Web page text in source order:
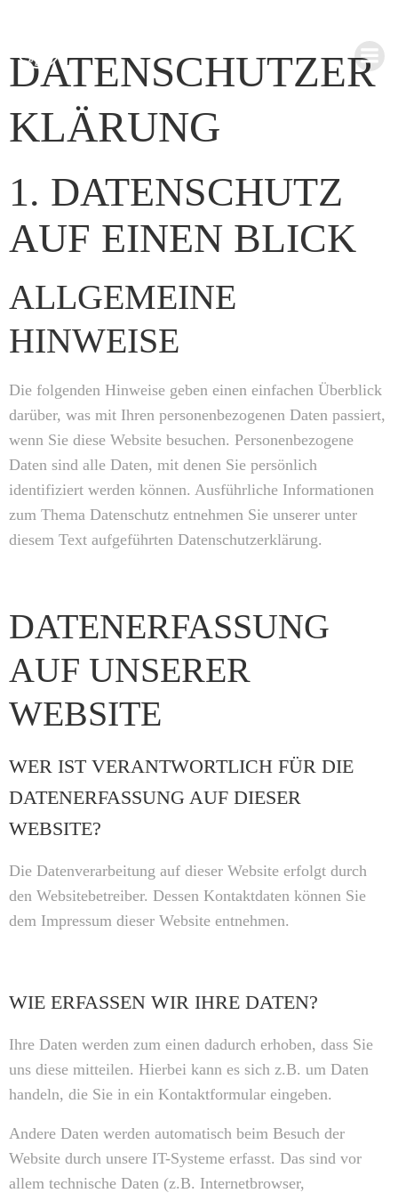
springen
DATENSCHUTZER
KLÄRUNG
1. DATENSCHUTZ
AUF EINEN BLICK
ALLGEMEINE
HINWEISE
Die folgenden Hinweise geben einen einfachen Überblick
darüber, was mit Ihren personenbezogenen Daten passiert,
wenn Sie diese Website besuchen. Personenbezogene
Daten sind alle Daten, mit denen Sie persönlich
identifiziert werden können. Ausführliche Informationen
zum Thema Datenschutz entnehmen Sie unserer unter
diesem Text aufgeführten Datenschutzerklärung.
DATENERFASSUNG
AUF UNSERER
WEBSITE
WER IST VERANTWORTLICH FÜR DIE
DATENERFASSUNG AUF DIESER
WEBSITE?
Die Datenverarbeitung auf dieser Website erfolgt durch
den Websitebetreiber. Dessen Kontaktdaten können Sie
dem Impressum dieser Website entnehmen.
WIE ERFASSEN WIR IHRE DATEN?
Ihre Daten werden zum einen dadurch erhoben, dass Sie
uns diese mitteilen. Hierbei kann es sich z.B. um Daten
handeln, die Sie in ein Kontaktformular eingeben.
Andere Daten werden automatisch beim Besuch der
Website durch unsere IT-Systeme erfasst. Das sind vor
allem technische Daten (z.B. Internetbrowser,